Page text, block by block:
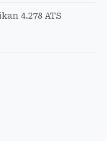
4.278 ATS